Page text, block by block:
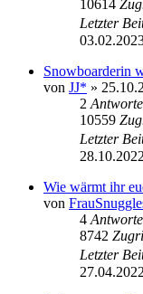
10614
Letzter
Snowboarderin
von JJ* »
2
10559
Letzter
Wie wärmt ihr
von
4
8742
Letzter